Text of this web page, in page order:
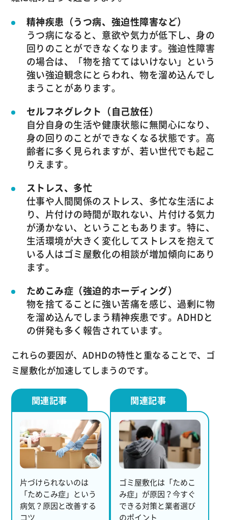
精神疾患（うつ病、強迫性障害など）
うつ病になると、意欲や気力が低下し、身の
回りのことができなくなります。強迫性障害
の場合は、「物を捨ててはいけない」という
強い強迫観念にとらわれ、物を溜め込んでし
まうことがあります。
セルフネグレクト（自己放任）
自分自身の生活や健康状態に無関心になり、
身の回りのことができなくなる状態です。高
齢者に多く見られますが、若い世代でも起こ
りえます。
ストレス、多忙
仕事や人間関係のストレス、多忙な生活によ
り、片付けの時間が取れない、片付ける気力
が湧かない、ということもあります。特に、
生活環境が大きく変化してストレスを抱えて
いる人はゴミ屋敷化の相談が増加傾向にあり
ます。
ためこみ症（強迫的ホーディング）
物を捨てることに強い苦痛を感じ、過剰に物
を溜め込んでしまう精神疾患です。ADHDと
の併発も多く報告されています。
これらの要因が、ADHDの特性と重なることで、ゴ
ミ屋敷化が加速してしまうのです。
片づけられないのは
「ためこみ症」という
病気？原因と改善する
コツ
ゴミ屋敷化は「ためこ
み症」が原因？今すぐ
できる対策と業者選び
のポイント